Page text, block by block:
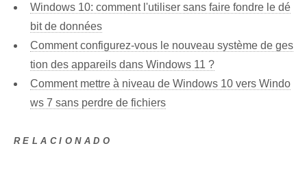
Windows 10: comment l'utiliser sans faire fondre le dé
bit de données
Comment configurez-vous le nouveau système de ges
tion des appareils dans Windows 11 ?
Comment mettre à niveau de Windows 10 vers Windo
ws 7 sans perdre de fichiers
RELACIONADO